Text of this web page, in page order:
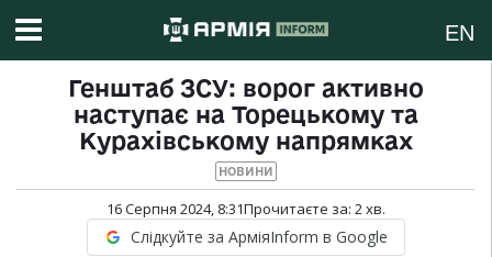
EN
Генштаб ЗСУ: ворог активно
наступає на Торецькому та
Курахівському напрямках
НОВИНИ
16 Серпня 2024, 8:31Прочитаєте за: 2хв.
Слідкуйте за АрміяInform в Google